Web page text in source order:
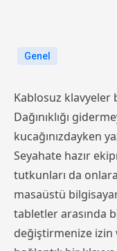
Genel
Kablosuz klavyeler
Dağınıklığı
kucağınızdayken
Seyahate hazır
tutkunları da
masaüstü
tabletler arasında
değiştirmenize izin